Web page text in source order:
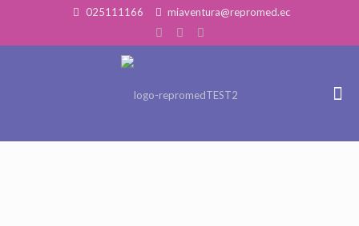
025111166 miaventura@repromed.ec